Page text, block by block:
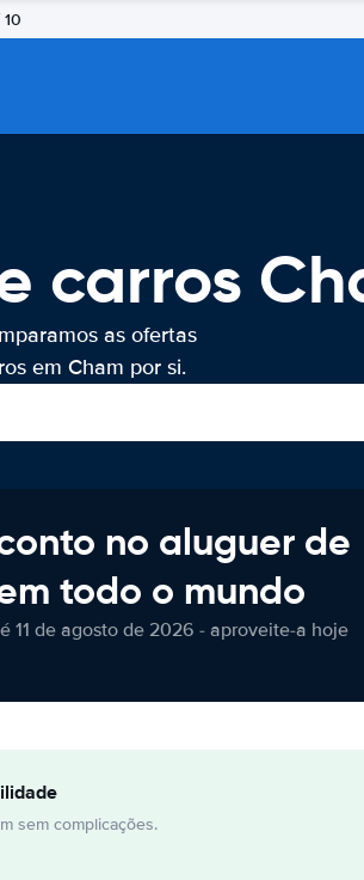
10
carros
as ofertas
em Cham por si.
no aluguer de
todo o mundo
11 de agosto de 2026 - aproveite-a hoje
sem complicações.